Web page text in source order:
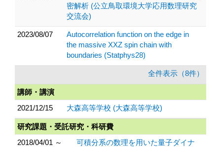
密解析 (公立鳥取環境大学応用数理研究
交流会)
2023/08/07
Autocorrelation function on the edge in
the massive XXZ spin chain with
boundaries (Statphys28)
全件表示（8件）
講師・講演
2021/12/15
大森高等学校 (大森高等学校)
研究課題・受託研究・科研費
2018/04/01 ～
可積分系の数理を用いた量子ダイナ